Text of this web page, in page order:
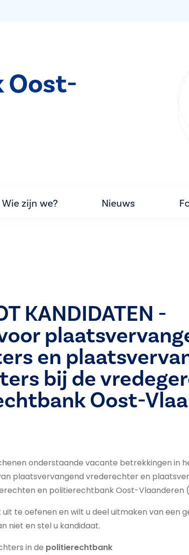
Oost-
Wie zijn we? Nieuws
KANDIDATEN -
en
bij de
Oost-
onderstaande vacante betrekkingen in
plaatsvervangend vrederechter en
en politierechtbank Oost-Vlaanderen (
te oefenen en wilt u deel uitmaken van een
niet en stel u kandidaat.
in de politierechtbank